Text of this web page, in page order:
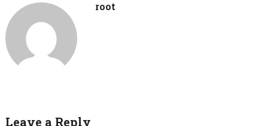
root
Leave a Reply